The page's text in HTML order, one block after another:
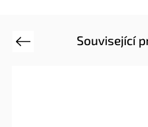
Související
Previous